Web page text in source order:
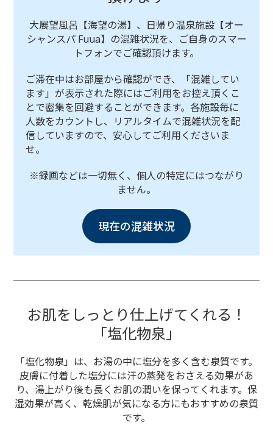
大展望風呂【海望の湯】、 日帰り温泉施設【オー
シャンスパ Fuua】の混雑状況を、 ご自身のスマー
トフォンでご確認頂けます。
ご滞在中はお部屋から確認ができ、「混雑してい
ます」が表示された際にはご利用をお控え頂くこ
とで密集を回避することができます。各施設毎に
人数をカウントし、リアルタイムで混雑状況を配
信していますので、安心してご利用くださいま
せ。
※録画などは一切無く、個人の特定にはつながり
ません。
現在の混雑状況
お肌をしっとり仕上げてくれる！
「塩化物泉」
「塩化物泉」は、お湯の中に塩分を多く含む泉質です。
皮膚に付着した塩分には汗の蒸発をおさえる効果があ
り、湯上がり後も長くお肌の潤いを保ってくれます。 保
湿効果が高く、乾燥肌が気になる方にもおすすめの泉質
です。